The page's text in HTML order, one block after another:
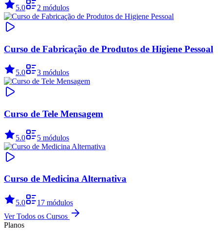
5.0 2 módulos
Curso de Fabricação de Produtos de Higiene Pessoal
5.0 3 módulos
Curso de Tele Mensagem
5.0 5 módulos
Curso de Medicina Alternativa
5.0
17 módulos
Ver Todos os Cursos
Planos